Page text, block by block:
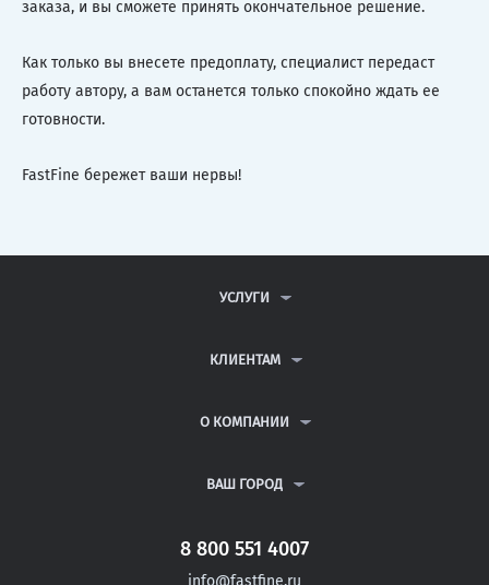
заказа, и вы сможете принять окончательное решение.
Как только вы внесете предоплату, специалист передаст
работу автору, а вам останется только спокойно ждать ее
готовности.
FastFine бережет ваши нервы!
УСЛУГИ
ДИПЛОМНЫЕ РАБОТЫ
РЕФЕРАТЫ
КЛИЕНТАМ
ВОПРОСЫ И ОТВЕТЫ
ПОЛИТИКА КОНФИДЕНЦИАЛЬНОСТИ
О КОМПАНИИ
КОНТАКТЫ
ВАШ ГОРОД
САНКТ-ПЕТЕРБУРГ
СОРОЧИНСК
8 800 551 4007